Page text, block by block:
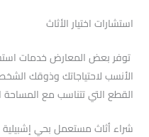
استشارات اختيار الأثاث
توفر بعض المعارض خدمات
الأنسب لاحتياجاتك وذوقك
القطع التي تتناسب مع المساحة
شراء أثاث مستعمل بحي إشبيلية